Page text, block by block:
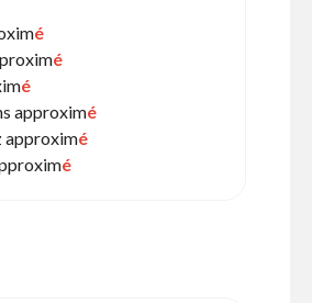
é
é
é
approximé
approximé
é